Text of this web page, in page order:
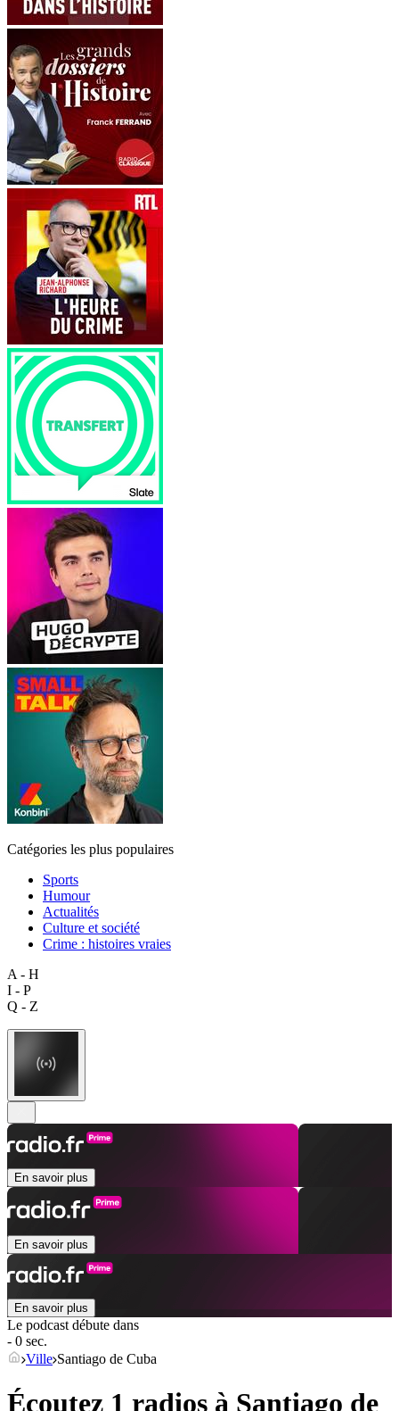
Catégories les plus populaires
Sports
Humour
Actualités
Culture et société
Crime : histoires vraies
A - H
I - P
Q - Z
En savoir plus
En savoir plus
En savoir plus
Le podcast débute dans
- 0 sec.
Ville Santiago de Cuba
Écoutez 1 radios à Santiago de